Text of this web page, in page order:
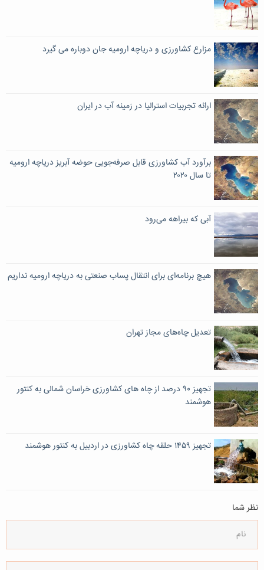
مزارع کشاورزی و دریاچه ارومیه جان دوباره می گیرد
ارائه تجربیات استرالیا در زمینه آب در ایران
برآورد آب کشاورزی قابل صرفه‌جویی حوضه آبریز دریاچه ارومیه
تا سال ۲۰۲۰
آبی که بیراهه می‌رود
هیچ برنامه‌ای برای انتقال پساب صنعتی به دریاچه ارومیه نداریم
تعدیل چاه‌های مجاز تهران
تجهیز ۹۰ درصد از چاه های کشاورزی خراسان شمالی به کنتور
هوشمند
تجهیز ۱۴۵۹ حلقه چاه کشاورزی در اردبیل به کنتور هوشمند
نظر شما